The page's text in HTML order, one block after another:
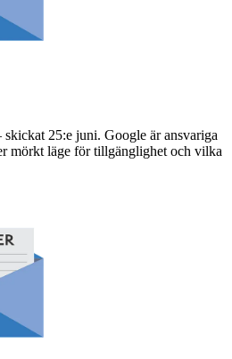
25:e juni. Google är ansvariga
mörkt läge för tillgänglighet och vilka